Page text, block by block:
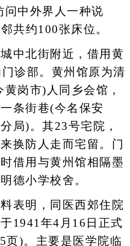
问中外界人一种说
共约100张床位。
北街附近，借用黄
诊部。黄州馆原为清
岗市)人同乡会馆，
条街巷(今名保安
局)。其23号宅院，
换防人走而宅留。门
借用与黄州馆相隔墨
德小学校舍。
明，同医西郊住院
1941年4月16日正式
页)。主要是医学院临